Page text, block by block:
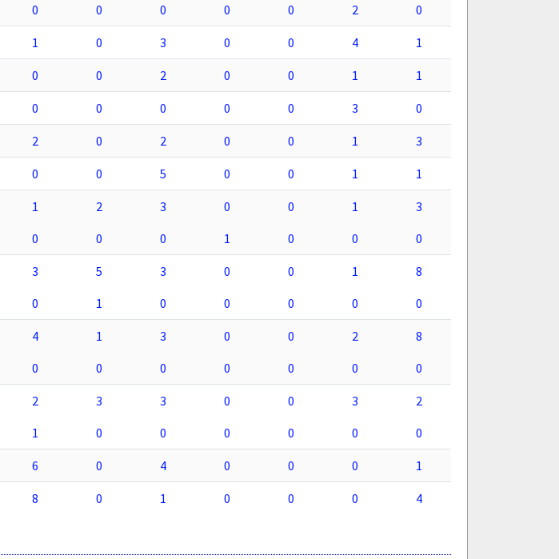
0 0 0 0 0 2 0
1 0 3 0 0 4 1
0 0 2 0 0 1 1
0 0 0 0 0 3 0
2 0 2 0 0 1 3
0 0 5 0 0 1 1
1 2 3 0 0 1
3
0 0 0 1 0 0 0
3 5 3 0 0 1
8
0 1 0 0 0 0 0
4 1 3 0 0 2
8
0 0 0 0 0 0 0
2 3 3 0 0 3
2
1 0 0 0 0 0 0
6 0 4 0 0 0 1
8 0 1 0 0 0 4